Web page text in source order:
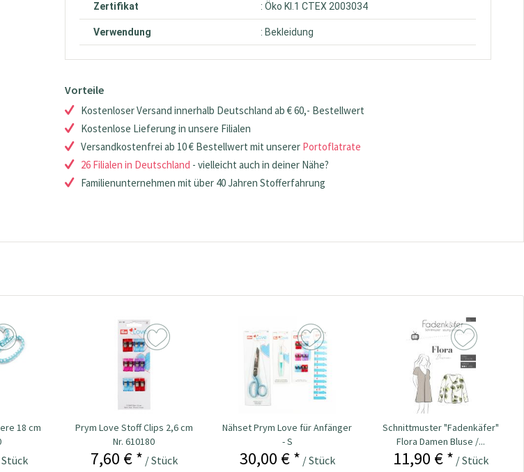
Zertifikat : Öko Kl.1 CTEX 2003034
Verwendung : Bekleidung
Vorteile
Kostenloser Versand innerhalb Deutschland ab € 60,- Bestellwert
Kostenlose Lieferung in unsere Filialen
Versandkostenfrei ab 10 € Bestellwert mit unserer Portoflatrate
26 Filialen in Deutschland - vielleicht auch in deiner Nähe?
Familienunternehmen mit über 40 Jahren Stofferfahrung
18 cm
Prym Love Stoff Clips 2,6 cm
Nr. 610180
7,60 € * / Stück
Nähset Prym Love für Anfänger
- S
30,00 € * / Stück
Schnittmuster "Fadenkäfer"
Flora Damen Bluse /...
11,90 € * / Stück